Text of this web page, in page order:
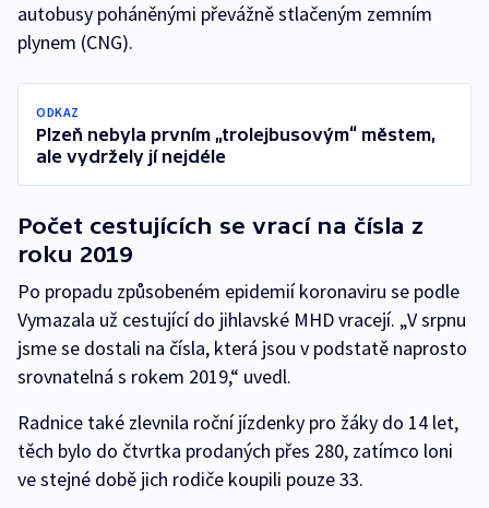
autobusy poháněnými převážně stlačeným zemním
plynem (CNG).
ODKAZ
Plzeň nebyla prvním „trolejbusovým“ městem,
ale vydržely jí nejdéle
Počet cestujících se vrací na čísla z
roku 2019
Po propadu způsobeném epidemií koronaviru se podle
Vymazala už cestující do jihlavské MHD vracejí. „V srpnu
jsme se dostali na čísla, která jsou v podstatě naprosto
srovnatelná s rokem 2019,“ uvedl.
Radnice také zlevnila roční jízdenky pro žáky do 14 let,
těch bylo do čtvrtka prodaných přes 280, zatímco loni
ve stejné době jich rodiče koupili pouze 33.